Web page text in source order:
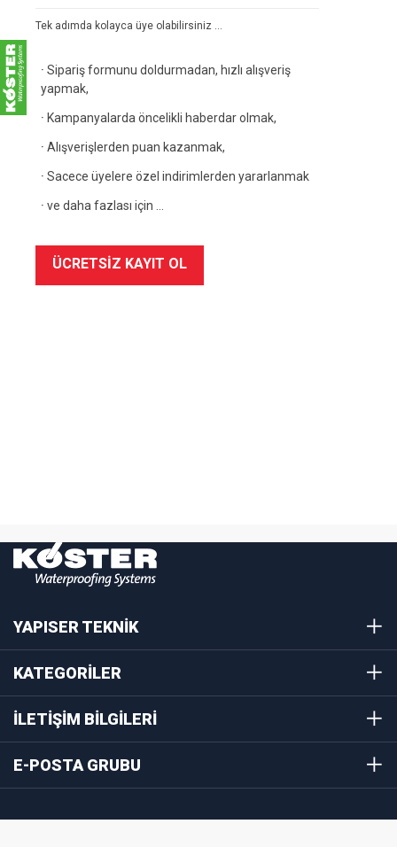
Tek adımda kolayca üye olabilirsiniz ...
· Sipariş formunu doldurmadan, hızlı alışveriş
yapmak,
· Kampanyalarda öncelikli haberdar olmak,
· Alışverişlerden puan kazanmak,
· Sacece üyelere özel indirimlerden yararlanmak
· ve daha fazlası için ...
YAPISER TEKNİK
KATEGORİLER
İLETİŞİM BİLGİLERİ
E-POSTA GRUBU